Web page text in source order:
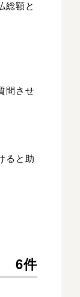
総額と
問させ
ると助
6件